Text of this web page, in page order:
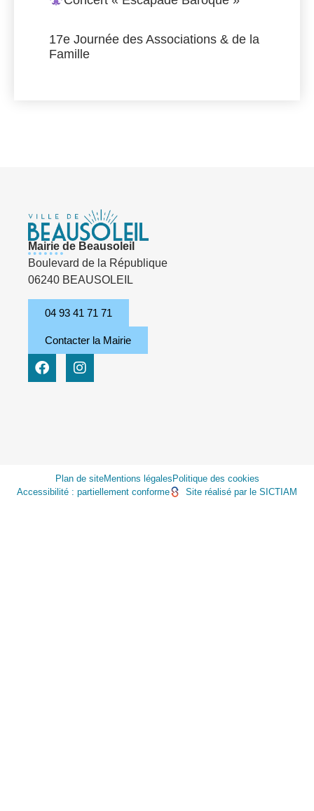
17e Journée des Associations & de la
Famille
Mairie de Beausoleil
Boulevard de la République
06240 BEAUSOLEIL
04 93 41 71 71
Contacter la Mairie
Plan de siteMentions légales Politique des cookies
Accessibilité : partiellement conforme
Site réalisé par le SICTIAM